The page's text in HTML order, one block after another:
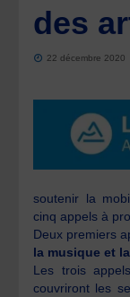
des
22 décembre 2020
soutenir la
cinq appels à
Deux premiers
la musique et
Les trois
couvriront les